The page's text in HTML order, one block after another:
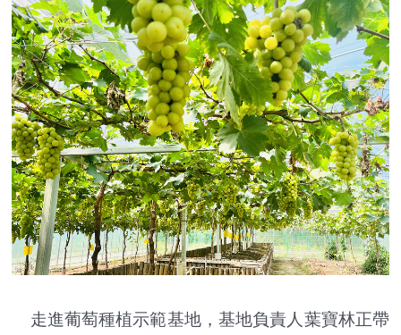
走進葡萄種植示範基地，基地負責人葉寶林正帶